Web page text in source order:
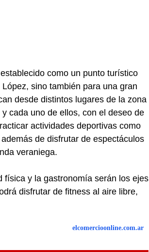
como un punto turístico
sino también para una gran
desde distintos lugares de la zona
cada uno de ellos, con el deseo de
actividades deportivas como
de disfrutar de espectáculos
veraniega.
física y la gastronomía serán los ejes
disfrutar de fitness al aire libre,
elcomercioonline.com.ar